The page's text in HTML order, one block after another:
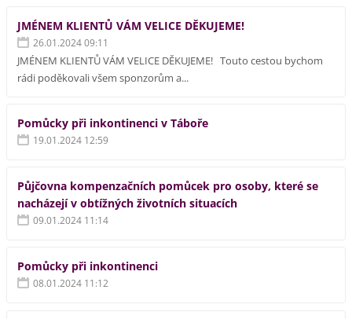
JMÉNEM KLIENTŮ VÁM VELICE DĚKUJEME!
26.01.2024 09:11
JMÉNEM KLIENTŮ VÁM VELICE DĚKUJEME! Touto cestou bychom
rádi poděkovali všem sponzorům a...
Pomůcky při inkontinenci v Táboře
19.01.2024 12:59
Půjčovna kompenzačních pomůcek pro osoby, které se
nacházejí v obtížných životních situacích
09.01.2024 11:14
Pomůcky při inkontinenci
08.01.2024 11:12